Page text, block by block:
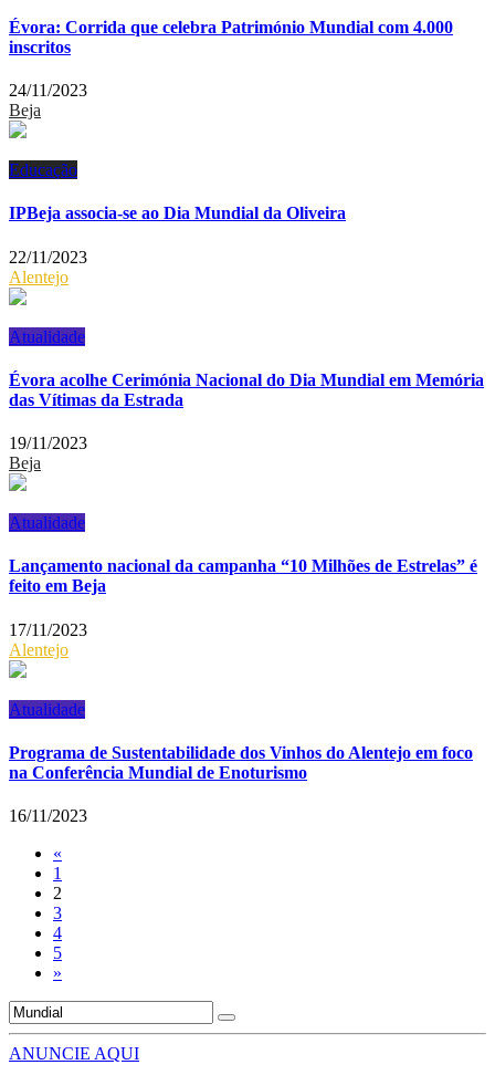
Évora: Corrida que celebra Património Mundial com 4.000
inscritos
24/11/2023
Beja
Educação
IPBeja associa-se ao Dia Mundial da Oliveira
22/11/2023
Alentejo
Atualidade
Évora acolhe Cerimónia Nacional do Dia Mundial em Memória
das Vítimas da Estrada
19/11/2023
Beja
Atualidade
Lançamento nacional da campanha “10 Milhões de Estrelas” é
feito em Beja
17/11/2023
Alentejo
Atualidade
Programa de Sustentabilidade dos Vinhos do Alentejo em foco
na Conferência Mundial de Enoturismo
16/11/2023
«
1
2
3
4
5
»
ANUNCIE AQUI